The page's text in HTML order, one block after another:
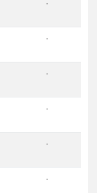
-
-
-
-
-
-